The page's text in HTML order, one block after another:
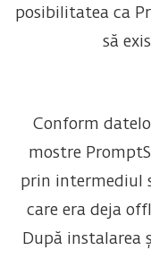
posibilitatea ca
să
Conform
mostre
prin intermediul
care era deja
După instalarea